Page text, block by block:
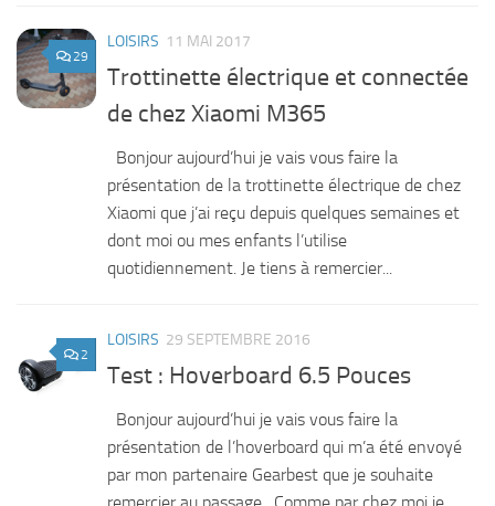
29
LOISIRS 11 MAI 2017
Trottinette électrique et connectée
de chez Xiaomi M365
Bonjour aujourd’hui je vais vous faire la
présentation de la trottinette électrique de chez
Xiaomi que j’ai reçu depuis quelques semaines et
dont moi ou mes enfants l’utilise
quotidiennement. Je tiens à remercier...
2
LOISIRS 29 SEPTEMBRE 2016
Test : Hoverboard 6.5 Pouces
Bonjour aujourd’hui je vais vous faire la
présentation de l’hoverboard qui m’a été envoyé
par mon partenaire Gearbest que je souhaite